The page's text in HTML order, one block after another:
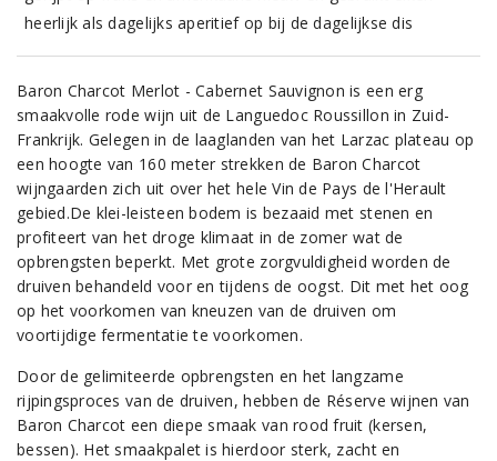
heerlijk als dagelijks aperitief op bij de dagelijkse dis
Baron Charcot Merlot - Cabernet Sauvignon is een erg
smaakvolle rode wijn uit de Languedoc Roussillon in Zuid-
Frankrijk. Gelegen in de laaglanden van het Larzac plateau op
een hoogte van 160 meter strekken de Baron Charcot
wijngaarden zich uit over het hele Vin de Pays de l'Herault
gebied.De klei-leisteen bodem is bezaaid met stenen en
profiteert van het droge klimaat in de zomer wat de
opbrengsten beperkt. Met grote zorgvuldigheid worden de
druiven behandeld voor en tijdens de oogst. Dit met het oog
op het voorkomen van kneuzen van de druiven om
voortijdige fermentatie te voorkomen.
Door de gelimiteerde opbrengsten en het langzame
rijpingsproces van de druiven, hebben de Réserve wijnen van
Baron Charcot een diepe smaak van rood fruit (kersen,
bessen). Het smaakpalet is hierdoor sterk, zacht en